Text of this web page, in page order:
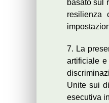
basato sul
resilienza
7. La
artificiale
Unite sui
esecutiva